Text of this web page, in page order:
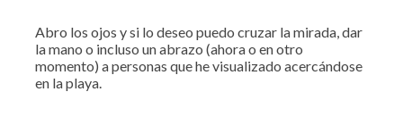
Abro los ojos y si lo deseo puedo cruzar la mirada, dar
la mano o incluso un abrazo (ahora o en otro
momento) a personas que he visualizado acercándose
en la playa.